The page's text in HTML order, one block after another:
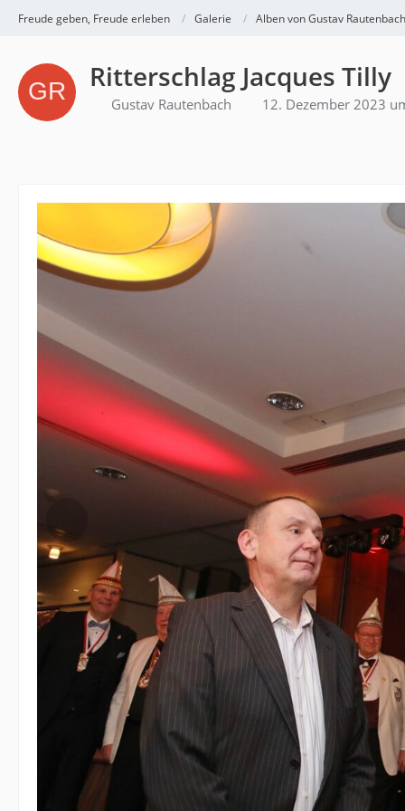
Freude geben, Freude erleben Galerie Alben von Gustav Rautenbach
Ritterschlag Jacques Tilly
Gustav Rautenbach 12. Dezember 2023